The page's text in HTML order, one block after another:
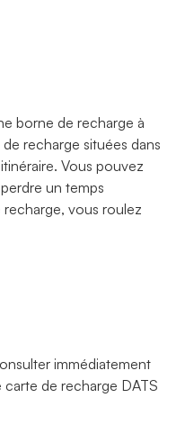
borne de recharge à
recharge situées dans
Vous pouvez
un temps
vous roulez
immédiatement
de recharge DATS